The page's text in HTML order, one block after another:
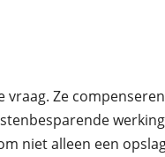
Ze compenseren
niet alleen een